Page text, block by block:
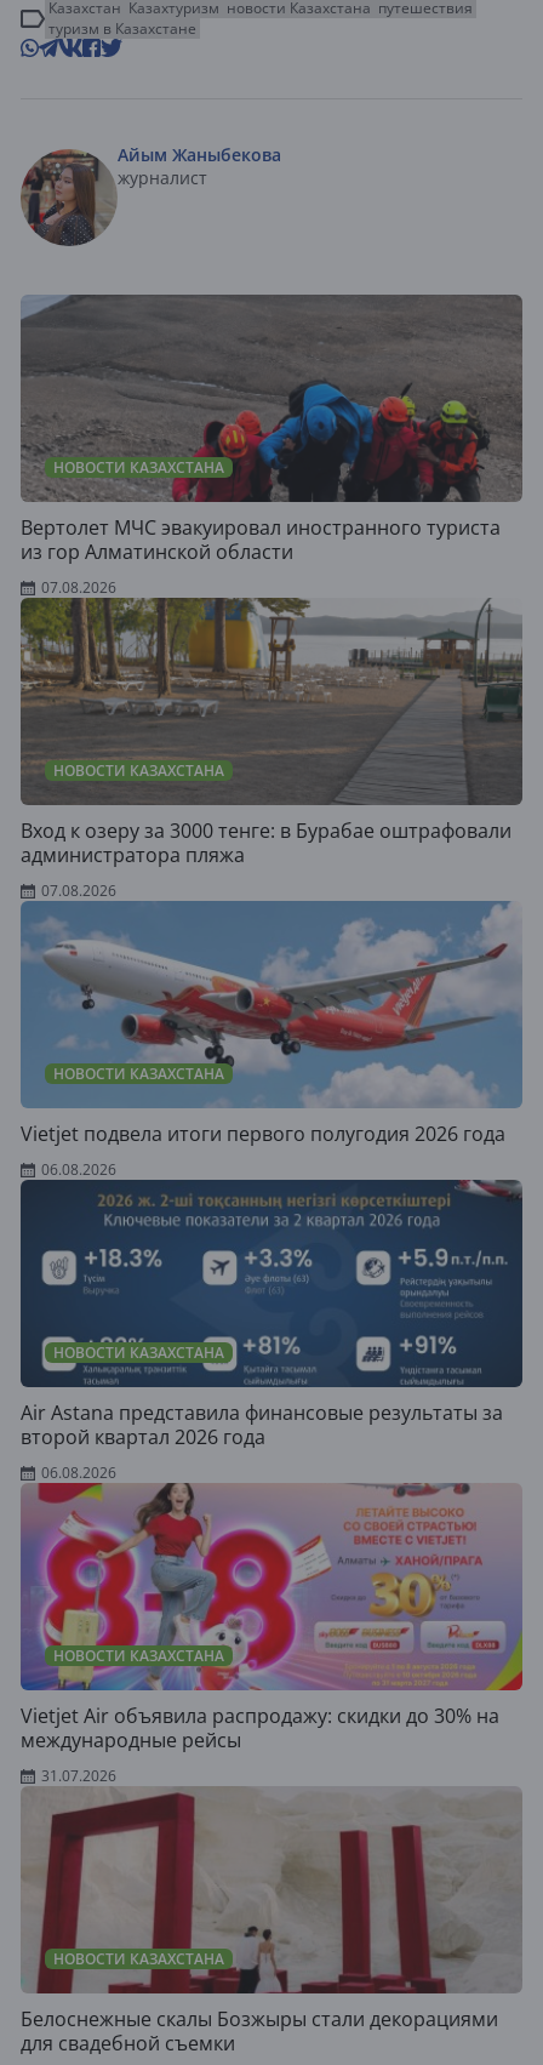
Казахстан Казахтуризм новости Казахстана путешествия
туризм в Казахстане
Айым Жаныбекова
журналист
НОВОСТИ КАЗАХСТАНА
Вертолет МЧС эвакуировал иностранного туриста
из гор Алматинской области
07.08.2026
НОВОСТИ КАЗАХСТАНА
Вход к озеру за 3000 тенге: в Бурабае оштрафовали
администратора пляжа
07.08.2026
НОВОСТИ КАЗАХСТАНА
Vietjet подвела итоги первого полугодия 2026 года
06.08.2026
НОВОСТИ КАЗАХСТАНА
Air Astana представила финансовые результаты за
второй квартал 2026 года
06.08.2026
НОВОСТИ КАЗАХСТАНА
Vietjet Air объявила распродажу: скидки до 30% на
международные рейсы
31.07.2026
НОВОСТИ КАЗАХСТАНА
Белоснежные скалы Бозжыры стали декорациями
для свадебной съемки